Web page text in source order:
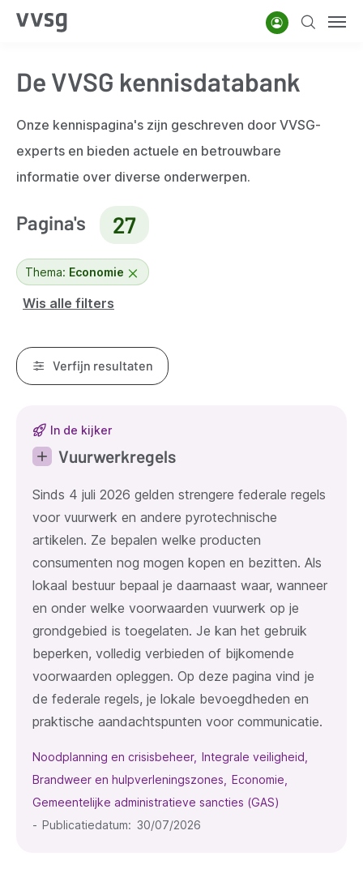
Overslaan
gaan
AccountZoeken
De VVSG kennisdatabank
Onze kennispagina's zijn geschreven door VVSG-
experts en bieden actuele en betrouwbare
informatie over diverse onderwerpen.
Pagina's 27
Thema: Economie
Wis alle filters
Verfijn resultaten
Resultaten
In de kijker
Vuurwerkregels
Sinds 4 juli 2026 gelden strengere federale regels
voor vuurwerk en andere pyrotechnische
artikelen. Ze bepalen welke producten
consumenten nog mogen kopen en bezitten. Als
lokaal bestuur bepaal je daarnaast waar, wanneer
en onder welke voorwaarden vuurwerk op je
grondgebied is toegelaten. Je kan het gebruik
beperken, volledig verbieden of bijkomende
voorwaarden opleggen. Op deze pagina vind je
de federale regels, je lokale bevoegdheden en
praktische aandachtspunten voor communicatie.
Noodplanning en crisisbeheer Integrale veiligheid
Brandweer en hulpverleningszones
Economie
Gemeentelijke administratieve sancties (GAS)
Publicatiedatum
30/07/2026